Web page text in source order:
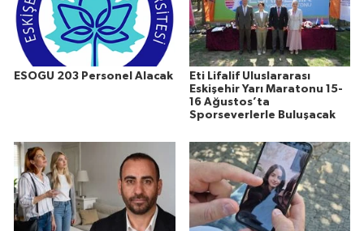
ESOGU 203 Personel Alacak
Eti Lifalif Uluslararası
Eskişehir Yarı Maratonu 15-
16 Ağustos’ta
Sporseverlerle Buluşacak